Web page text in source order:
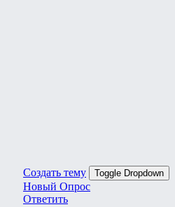
Создать тему Toggle Dropdown
Новый Опрос
Ответить